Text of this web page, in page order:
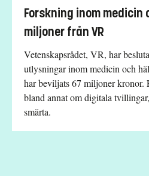
Forskning inom medicin
miljoner från VR
Vetenskapsrådet, VR, har
utlysningar inom medicin och
har beviljats 67 miljoner kronor.
bland annat om digitala
smärta.